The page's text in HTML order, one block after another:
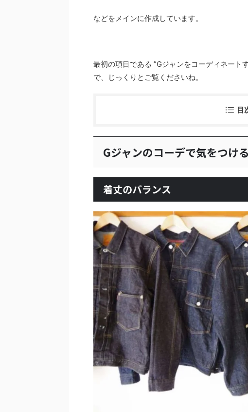
などをメインに作成しています。
最初の項目である ”Gジャンをコーディネート
で、じっくりとご覧くださいね。
目
Gジャンのコーデで気をつけ
着丈のバランス